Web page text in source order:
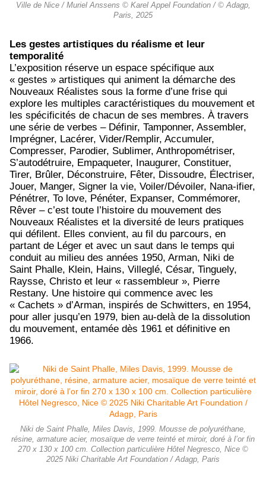
Ville de Nice / Muriel Anssens © Karel Appel Foundation / © Adagp,
Paris, 2025
Les gestes artistiques du réalisme et leur
temporalité
L’exposition réserve un espace spécifique aux
« gestes » artistiques qui animent la démarche des
Nouveaux Réalistes sous la forme d’une frise qui
explore les multiples caractéristiques du mouvement et
les spécificités de chacun de ses membres. À travers
une série de verbes – Définir, Tamponner, Assembler,
Imprégner, Lacérer, Vider/Remplir, Accumuler,
Compresser, Parodier, Sublimer, Anthropométriser,
S’autodétruire, Empaqueter, Inaugurer, Constituer,
Tirer, Brûler, Déconstruire, Fêter, Dissoudre, Électriser,
Jouer, Manger, Signer la vie, Voiler/Dévoiler, Nana-ifier,
Pénétrer, To love, Pénéter, Expanser, Commémorer,
Rêver – c’est toute l’histoire du mouvement des
Nouveaux Réalistes et la diversité de leurs pratiques
qui défilent. Elles convient, au fil du parcours, en
partant de Léger et avec un saut dans le temps qui
conduit au milieu des années 1950, Arman, Niki de
Saint Phalle, Klein, Hains, Villeglé, César, Tinguely,
Raysse, Christo et leur « rassembleur », Pierre
Restany. Une histoire qui commence avec les
« Cachets » d’Arman, inspirés de Schwitters, en 1954,
pour aller jusqu’en 1979, bien au-delà de la dissolution
du mouvement, entamée dès 1961 et définitive en
1966.
Niki de Saint Phalle, Miles Davis, 1999. Mousse de polyuréthane,
résine, armature acier, mosaïque de verre teinté et miroir, doré à l’or fin
270 x 130 x 100 cm. Collection particulière Hôtel Negresco, Nice ©
2025 Niki Charitable Art Foundation / Adagp, Paris